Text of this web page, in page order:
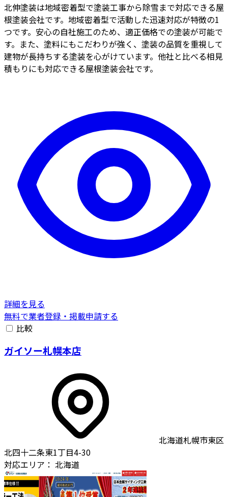
北伸塗装は地域密着型で塗装工事から除雪まで対応できる屋
根塗装会社です。地域密着型で活動した迅速対応が特徴の1
つです。安心の自社施工のため、適正価格での塗装が可能で
す。また、塗料にもこだわりが強く、塗装の品質を重視して
建物が長持ちする塗装を心がけています。他社と比べる相見
積もりにも対応できる屋根塗装会社です。
詳細を見る
無料で業者登録・掲載申請する
比較
ガイソー札幌本店
北海道札幌市東区
北四十二条東1丁目4-30
対応エリア： 北海道